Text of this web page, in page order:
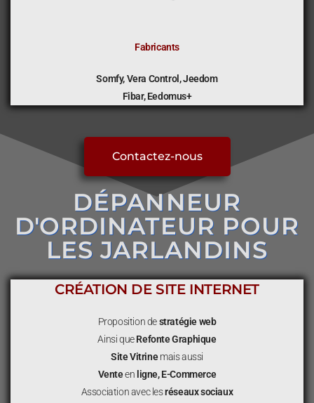
Fabricants
Somfy, Vera Control, Jeedom
Fibar, Eedomus+
Contactez-nous
DÉPANNEUR
D'ORDINATEUR POUR
LES JARLANDINS
CRÉATION DE SITE INTERNET
Proposition destratégie web
Ainsi queRefonte Graphique
Site Vitrinemais aussi
Venteen ligne, E-Commerce
Association avec lesréseaux sociaux